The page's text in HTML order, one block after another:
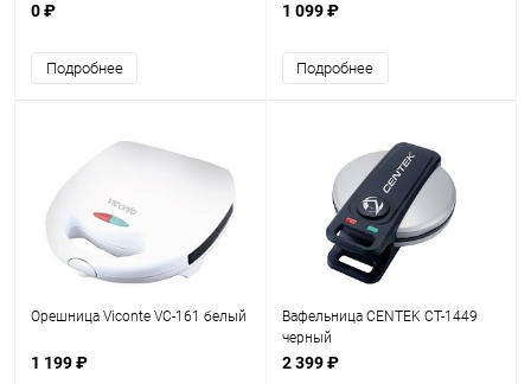
0 ₽
Подробнее
1 099 ₽
Подробнее
Орешница Viconte VC-161 белый
1 199 ₽
Вафельница CENTEK CT-1449
черный
2 399 ₽